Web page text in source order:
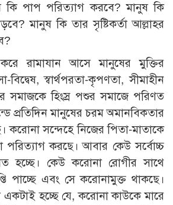
পাপ পরিত্যাগ করবে? মানুষ কি
মানুষ কি তার সৃষ্টিকর্তা আল্লাহর
রামাযান আসে মানুষের মুক্তির
বিদ্বেষ, স্বার্থপরতা-কৃপণতা, সীমাহীন
সমাজকে হিংস্র পশুর সমাজে পরিণত
প্রতিদিন মানুষের চরম অমানবিকতার
করোনা সন্দেহে নিজের পিতা-মাতাকে
পরিত্যাগ করছে। আবার কেউ সর্বোচ্চ
হচ্ছে। কেউ করোনা রোগীর সাথে
পাচ্ছে এবং সে করোনামুক্ত থাকছে।
হচ্ছে যে, করোনা কাউকে মারে